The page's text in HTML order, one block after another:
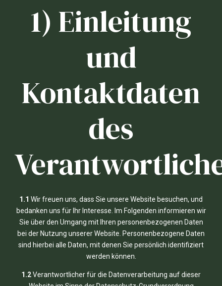
1) Einleitung
und
Kontaktdaten
des
1.1 Wir freuen uns, dass Sie unsere Website besuchen, und
bedanken uns für Ihr Interesse. Im Folgenden informieren wir
Sie über den Umgang mit Ihren personenbezogenen Daten
bei der Nutzung unserer Website. Personenbezogene Daten
sind hierbei alle Daten, mit denen Sie persönlich identifiziert
werden können.
1.2Verantwortlicher für die Datenverarbeitung auf dieser